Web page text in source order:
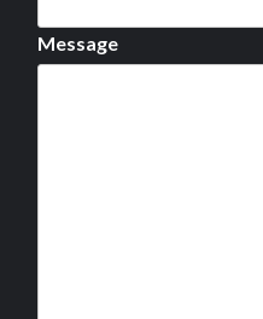
Message